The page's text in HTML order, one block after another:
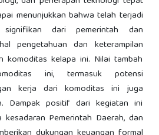
menunjukkan bahwa telah terjadi
signifikan dari pemerintah dan
pengetahuan dan keterampilan
komoditas kelapa ini. Nilai tambah
ini, termasuk potensi
kerja dari komoditas ini juga
Dampak positif dari kegiatan ini
kesadaran Pemerintah Daerah, dan